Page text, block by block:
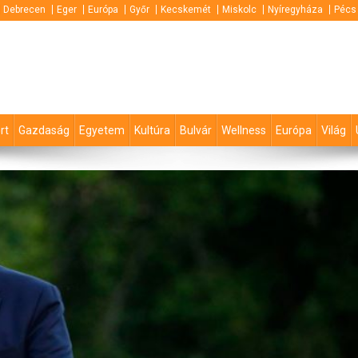
Debrecen Eger Európa Győr Kecskemét Miskolc Nyíregyháza Pécs
Gazdaság Egyetem Kultúra Bulvár Wellness Európa Világ